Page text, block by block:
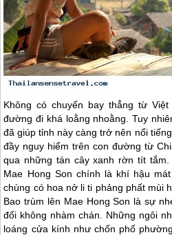
Không có chuyến bay thẳng từ
đường đi khá loằng nhoằng. Tuy
đã giúp tỉnh này càng trở nên nổi
đầy nguy hiểm trên con đường từ
qua những tán cây xanh rờn tít
Mae Hong Son chính là khí hậu
chùng có hoa nở li ti phảng phất mùi
Bao trùm lên Mae Hong Son là sự
đối không nhàm chán. Những ngôi
loáng cửa kính như chốn phố